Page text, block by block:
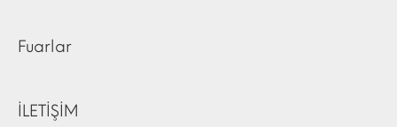
Fuarlar
İLETİŞİM